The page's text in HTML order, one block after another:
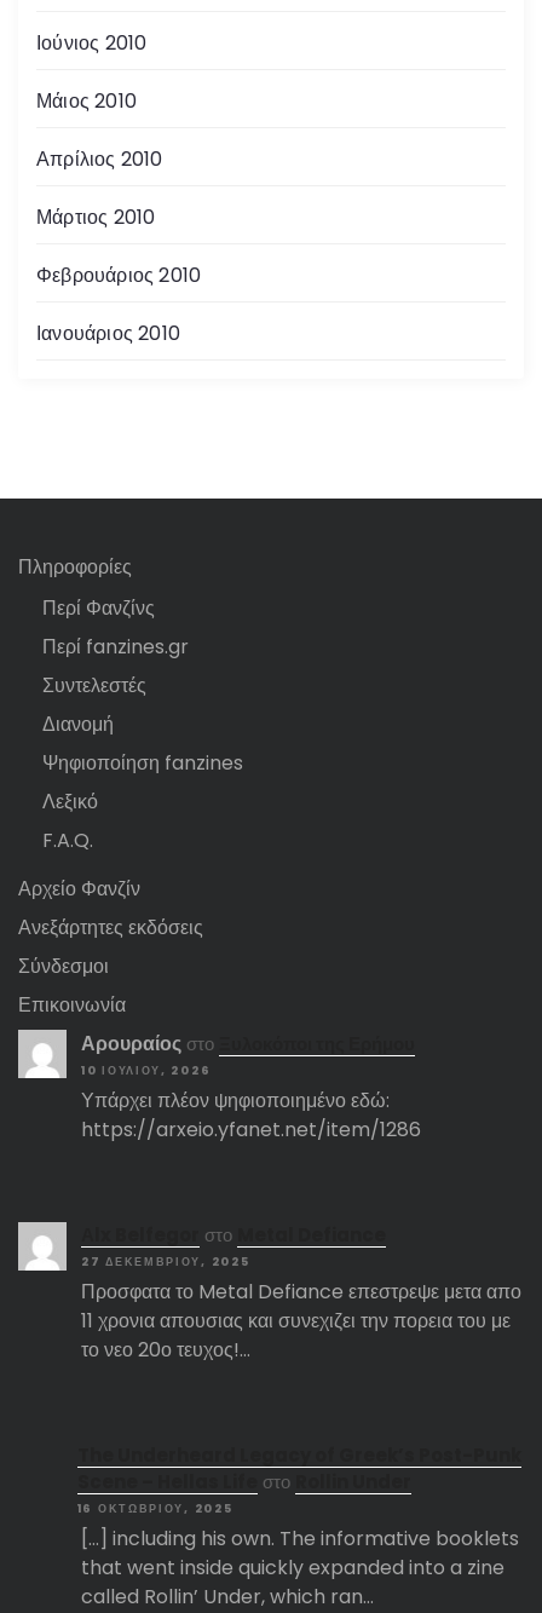
Ιούνιος 2010
Μάιος 2010
Απρίλιος 2010
Μάρτιος 2010
Φεβρουάριος 2010
Ιανουάριος 2010
Πληροφορίες
Περί Φανζίνς
Περί fanzines.gr
Συντελεστές
Διανομή
Ψηφιοποίηση fanzines
Λεξικό
F.A.Q.
Αρχείο Φανζίν
Ανεξάρτητες εκδόσεις
Σύνδεσμοι
Επικοινωνία
Αρουραίος στο
10 ΙΟΥΛΊΟΥ, 2026
Υπάρχει πλέον ψηφιοποιημένο εδώ:
https://arxeio.yfanet.net/item/1286
στο
27 ΔΕΚΕΜΒΡΊΟΥ, 2025
Προσφατα το Metal Defiance επεστρεψε μετα απο
11 χρονια απουσιας και συνεχιζει την πορεια του με
το νεο 20ο τευχος!…
στο
16 ΟΚΤΩΒΡΊΟΥ, 2025
[…] including his own. The informative booklets
that went inside quickly expanded into a zine
called Rollin’ Under, which ran…